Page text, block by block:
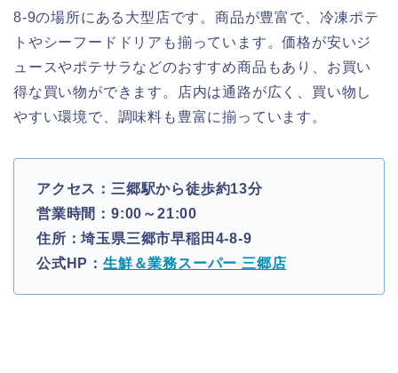
8-9の場所にある大型店です。商品が豊富で、冷凍ポテ
トやシーフードドリアも揃っています。価格が安いジ
ュースやポテサラなどのおすすめ商品もあり、お買い
得な買い物ができます。店内は通路が広く、買い物し
やすい環境で、調味料も豊富に揃っています。
アクセス：三郷駅から徒歩約13分
営業時間：9:00～21:00
住所：埼玉県三郷市早稲田4-8-9
公式HP： 生鮮＆業務スーパー 三郷店